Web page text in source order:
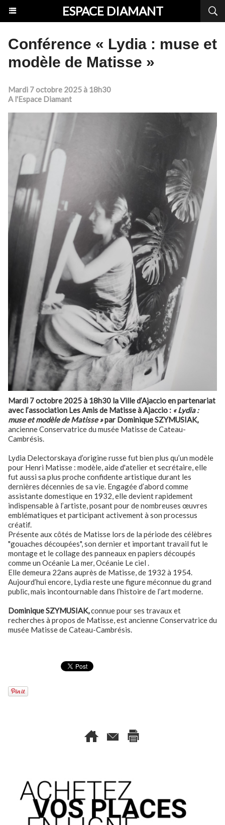
ESPACE DIAMANT
Conférence « Lydia : muse et
modèle de Matisse »
Mardi 7 octobre 2025 à 18h30
A l'Espace Diamant
Mardi 7 octobre 2025 à 18h30 la Ville d’Ajaccio en partenariat
avec l’association Les Amis de Matisse à Ajaccio : « Lydia :
muse et modèle de Matisse »par Dominique SZYMUSIAK,
ancienne Conservatrice du musée Matisse de Cateau-
Cambrésis.
Lydia Delectorskaya d’origine russe fut bien plus qu’un modèle
pour Henri Matisse : modèle, aide d'atelier et secrétaire, elle
fut aussi sa plus proche confidente artistique durant les
dernières décennies de sa vie. Engagée d’abord comme
assistante domestique en 1932, elle devient rapidement
indispensable à l’artiste, posant pour de nombreuses œuvres
emblématiques et participant activement à son processus
créatif.
Présente aux côtés de Matisse lors de la période des célèbres
"gouaches découpées", son dernier et important travail fut le
montage et le collage des panneaux en papiers découpés
comme un Océanie La mer, Océanie Le ciel .
Elle demeura 22ans auprès de Matisse, de 1932 à 1954.
Aujourd’hui encore, Lydia reste une figure méconnue du grand
public, mais incontournable dans l’histoire de l’art moderne.
Dominique SZYMUSIAK,connue pour ses travaux et
recherches à propos de Matisse, est ancienne Conservatrice du
musée Matisse de Cateau-Cambrésis.